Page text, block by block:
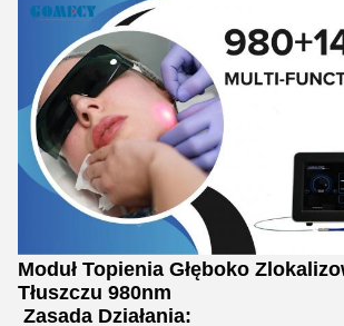
Moduł Topienia Głęboko
Tłuszczu 980nm
Zasada Działania: